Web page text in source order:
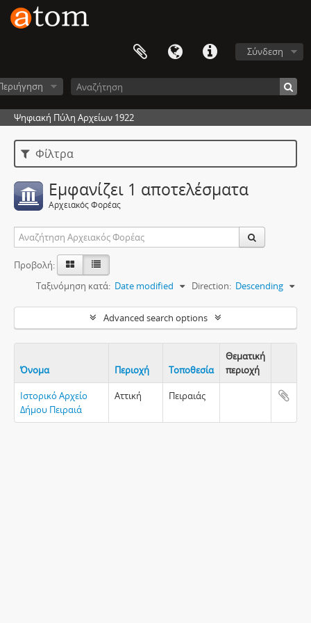
Σύνδεση
Ψηφιακή Πύλη Αρχείων 1922
Φίλτρα
Εμφανίζει 1 αποτελέσματα
Αρχειακός Φορέας
Προβολή:
Ταξινόμηση κατά: Date modified Direction: Descending
Advanced search options
Όνομα Περιοχή Τοποθεσία
Θεματική
περιοχή
Ιστορικό Αρχείο
Δήμου Πειραιά
Αττική Πειραιάς